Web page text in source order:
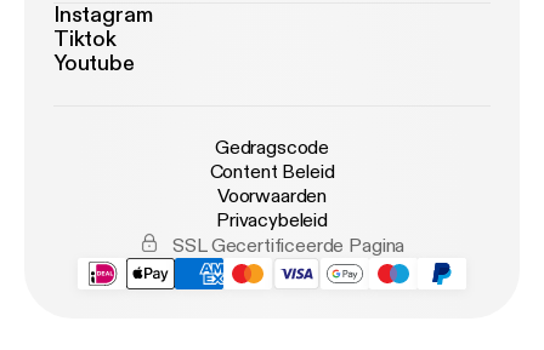
Instagram
Tiktok
Youtube
Gedragscode
Content Beleid
Voorwaarden
Privacybeleid
SSL Gecertificeerde Pagina